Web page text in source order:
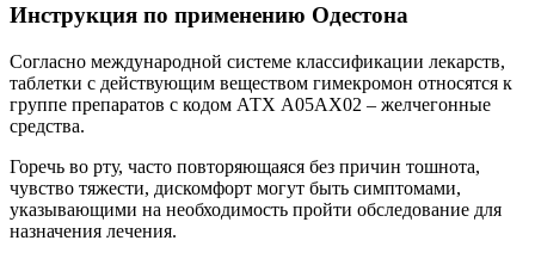
Инструкция по применению Одестона
Согласно международной системе классификации лекарств,
таблетки с действующим веществом гимекромон относятся к
группе препаратов с кодом АТХ А05АХ02 – желчегонные
средства.
Горечь во рту, часто повторяющаяся без причин тошнота,
чувство тяжести, дискомфорт могут быть симптомами,
указывающими на необходимость пройти обследование для
назначения лечения.